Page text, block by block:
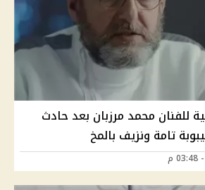
للفنان محمد مرزبان بعد حادث
تامة ونزيف بالمخ